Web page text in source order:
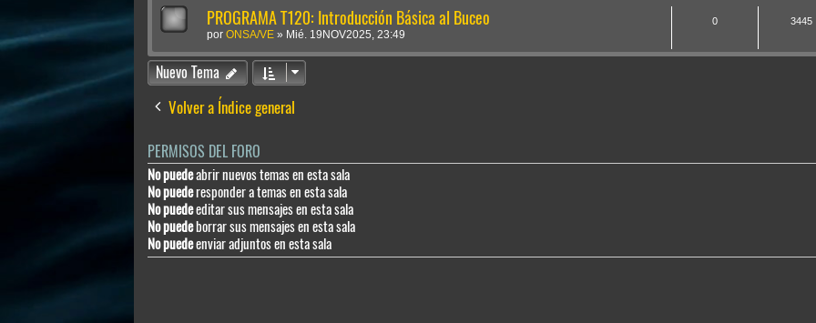
PROGRAMA T120: Introducción Básica al Buceo
por ONSA/VE » Mié. 19NOV2025, 23:49
0 3445
Nuevo Tema
Volver a Índice general
PERMISOS DEL FORO
No puedeabrir nuevos temas en esta sala
No puederesponder a temas en esta sala
No puedeeditar sus mensajes en esta sala
No puedeborrar sus mensajes en esta sala
No puedeenviar adjuntos en esta sala